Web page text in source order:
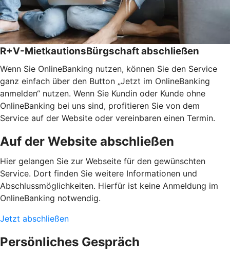
R+V-MietkautionsBürgschaft abschließen
Wenn Sie OnlineBanking nutzen, können Sie den Service
ganz einfach über den Button „Jetzt im OnlineBanking
anmelden“ nutzen. Wenn Sie Kundin oder Kunde ohne
OnlineBanking bei uns sind, profitieren Sie von dem
Service auf der Website oder vereinbaren einen Termin.
Auf der Website abschließen
Hier gelangen Sie zur Webseite für den gewünschten
Service. Dort finden Sie weitere Informationen und
Abschlussmöglichkeiten. Hierfür ist keine Anmeldung im
OnlineBanking notwendig.
Jetzt abschließen
Persönliches Gespräch